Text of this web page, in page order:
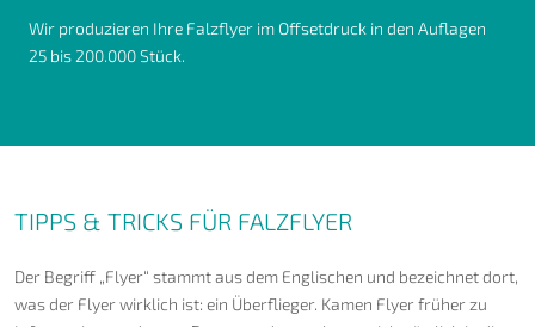
Wir produzieren Ihre Falzflyer im Offsetdruck in den Auflagen
25 bis 200.000 Stück.
TIPPS & TRICKS FÜR FALZFLYER
Der Begriff „Flyer“ stammt aus dem Englischen und bezeichnet dort,
was der Flyer wirklich ist: ein Überflieger. Kamen Flyer früher zu